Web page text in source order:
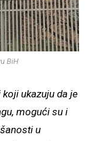
BiH
ukazuju da je
mogući su i
u